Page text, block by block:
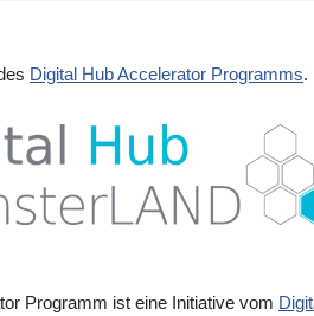
Digital Hub Accelerator Programms.
Programm ist eine Initiative vom